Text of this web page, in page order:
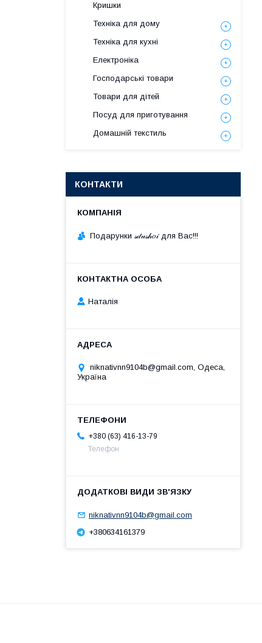
Кришки
Техніка для дому
Техніка для кухні
Електроніка
Господарські товари
Товари для дітей
Посуд для приготування
Домашній текстиль
КОНТАКТИ
Подарунки 𝓈𝒹𝓊𝓈𝒽𝑜𝒾 для Вас!!!
Наталія
niknativnn9104b@gmail.com, Одеса,
Україна
+380 (63) 416-13-79
Телефон
niknativnn9104b@gmail.com
+380634161379